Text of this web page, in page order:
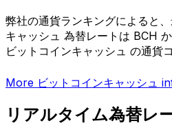
弊社の通貨ランキングによると
キャッシュ 為替レートは BCH
ビットコインキャッシュ の通貨
More ビットコインキャッシュ
リアルタイム為替レ